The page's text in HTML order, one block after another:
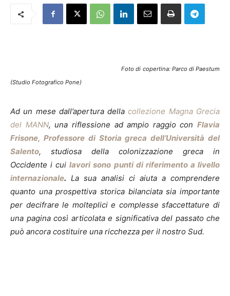
Foto di copertina: Parco di Paestum
(Studio Fotografico Pone)
Ad un mese dall’apertura dellacollezione Magna Grecia
del MANN, una riflessione ad ampio raggio con Flavia
Frisone, Professore di Storia greca dell’Università del
Salento, studiosa della colonizzazione greca in
Occidente i cuilavori sono punti di riferimento a livello
internazionale. La sua analisi ci aiuta a comprendere
quanto una prospettiva storica bilanciata sia importante
per decifrare le molteplici e complesse sfaccettature di
una pagina così articolata e significativa del passato che
può ancora costituire una ricchezza per il nostro Sud.